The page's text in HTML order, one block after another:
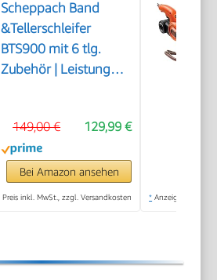
Scheppach Band
&Tellerschleifer
BTS900 mit 6 tlg.
Zubehör | Leistung
Schleifbandlänge/-
breite 915x100mm |
Tischneigung 0°–45° |
Gussmaterial-
129,99 €
149,00 €
Bei Amazon ansehen
Preis inkl. MwSt., zzgl. Versandkosten * Anzeige